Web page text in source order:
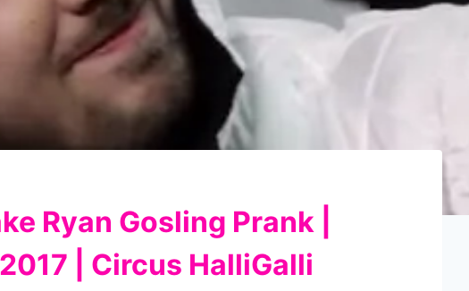
Ryan Gosling Prank |
| Circus HalliGalli